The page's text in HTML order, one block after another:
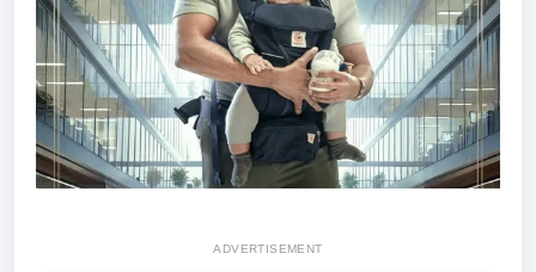
ADVERTISEMENT